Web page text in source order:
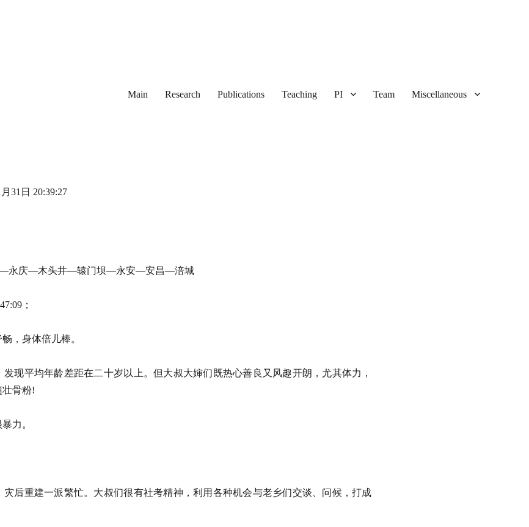
Main Research Publications Teaching PI Team Miscellaneous
31日 20:39:27
—永庆—木头井—辕门坝—永安—安昌—涪城
；
舒畅，身体倍儿棒。
现平均年龄差距在二十岁以上。但大叔大婶们既热心善良又风趣开朗，尤其体力，
髓壮骨粉!
力。
后重建一派繁忙。大叔们很有社考精神，利用各种机会与老乡们交谈、问候，打成